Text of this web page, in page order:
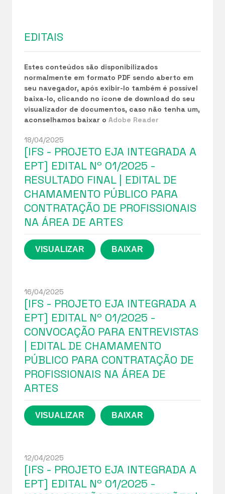
EDITAIS
Estes conteúdos são disponibilizados
normalmente em formato PDF sendo aberto em
seu navegador, após exibir-lo também é possível
baixa-lo, clicando no ícone de download do seu
visualizador de documentos, caso não tenha um,
aconselhamos baixar o Adobe Reader
18/04/2025
[IFS - PROJETO EJA INTEGRADA A
EPT] EDITAL Nº 01/2025 -
RESULTADO FINAL | EDITAL DE
CHAMAMENTO PÚBLICO PARA
CONTRATAÇÃO DE PROFISSIONAIS
NA ÁREA DE ARTES
16/04/2025
[IFS - PROJETO EJA INTEGRADA A
EPT] EDITAL Nº 01/2025 -
CONVOCAÇÃO PARA ENTREVISTAS
| EDITAL DE CHAMAMENTO
PÚBLICO PARA CONTRATAÇÃO DE
PROFISSIONAIS NA ÁREA DE
ARTES
12/04/2025
[IFS - PROJETO EJA INTEGRADA A
EPT] EDITAL Nº 01/2025 -